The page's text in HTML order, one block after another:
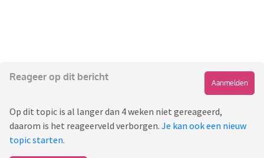
Reageer op dit bericht
Aanmelden
Op dit topic is al langer dan 4 weken niet gereageerd,
daarom is het reageerveld verborgen. Je kan ook een nieuw
topic starten.